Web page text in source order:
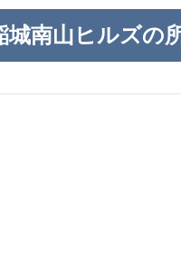
南山ヒルズの